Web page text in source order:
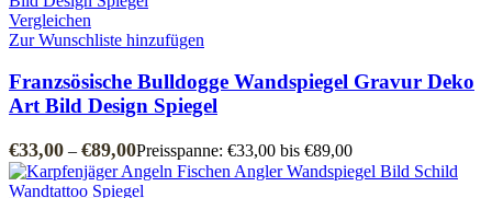
Vergleichen
Zur Wunschliste hinzufügen
Franzsösische Bulldogge Wandspiegel Gravur Deko
Art Bild Design Spiegel
€33,00 – €89,00Preisspanne: €33,00 bis €89,00